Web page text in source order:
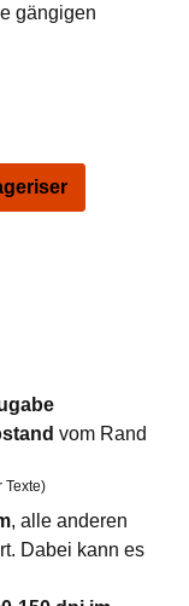
gängigen
vom Rand
Texte)
, alle anderen
Dabei kann es